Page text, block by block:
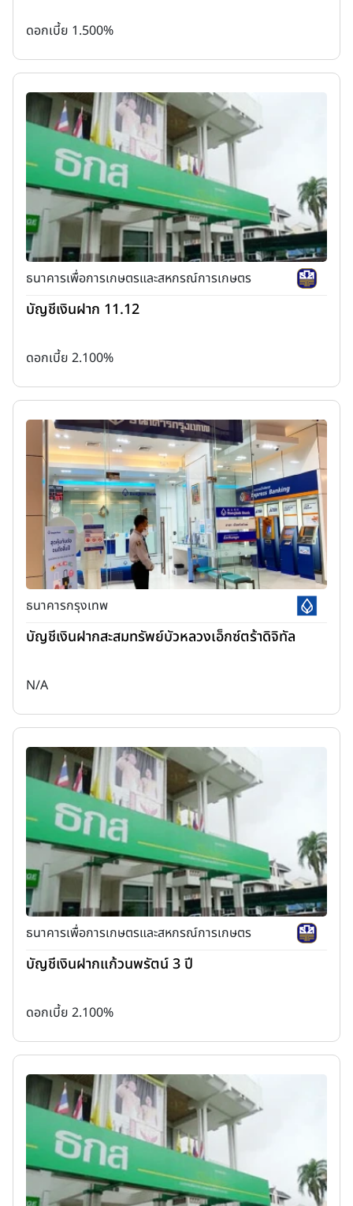
ดอกเบี้ย 1.500%
ธนาคารเพื่อการเกษตรและสหกรณ์การเกษตร
บัญชีเงินฝาก 11.12
ดอกเบี้ย 2.100%
ธนาคารกรุงเทพ
บัญชีเงินฝากสะสมทรัพย์บัวหลวงเอ็กซ์ตร้าดิจิทัล
N/A
ธนาคารเพื่อการเกษตรและสหกรณ์การเกษตร
บัญชีเงินฝากแก้วนพรัตน์ 3 ปี
ดอกเบี้ย 2.100%